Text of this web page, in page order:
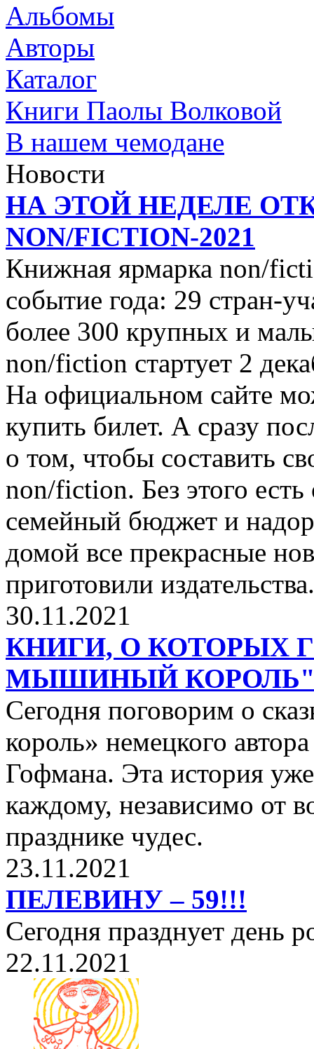
Альбомы
Авторы
Каталог
Книги Паолы Волковой
В нашем чемодане
Новости
НА ЭТОЙ НЕДЕЛЕ
NON/FICTION-2021
Книжная ярмарка non/
событие года: 29 стран-
более 300 крупных и
non/fiction стартует 2
На официальном сайте
купить билет. А сразу
о том, чтобы составить
non/fiction. Без этого есть
семейный бюджет и
домой все прекрасные
приготовили издательства.
30.11.2021
КНИГИ, О КОТОРЫХ
МЫШИНЫЙ
Сегодня поговорим о
король» немецкого
Гофмана. Эта история
каждому, независимо от
празднике чудес.
23.11.2021
ПЕЛЕВИНУ – 59!!!
Сегодня празднует день
22.11.2021